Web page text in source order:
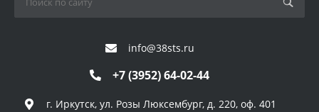
info@38sts.ru
+7 (3952) 64-02-44
г. Иркутск, ул. Розы Люксембург, д. 220, оф. 401